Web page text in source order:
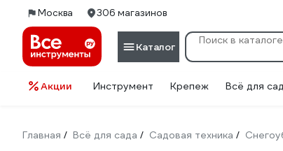
Москва 306 магазинов
Каталог
Акции Инструмент Крепеж Всё для
Главная / Всё для сада / Садовая техника /